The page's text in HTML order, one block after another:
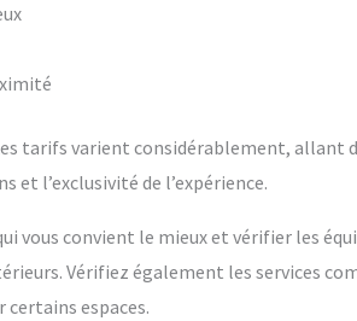
tarifs varient considérablement, allant
l’exclusivité de l’expérience.
vous convient le mieux et vérifier les
Vérifiez également les services
espaces.